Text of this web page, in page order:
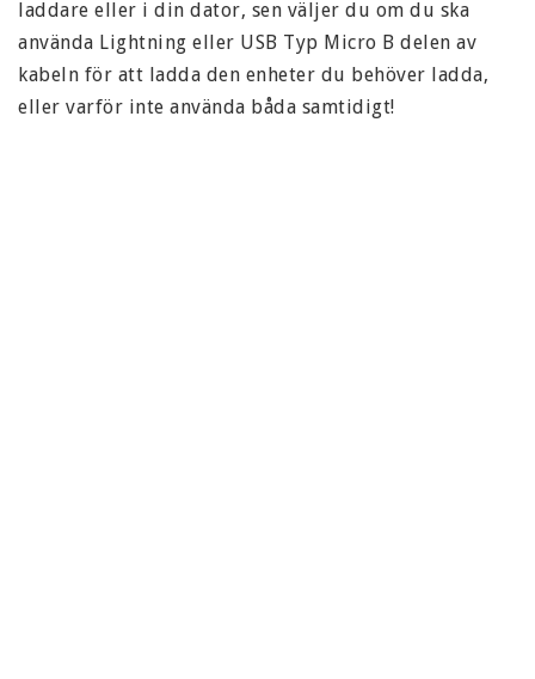
laddare eller i din dator, sen väljer du om du ska
använda Lightning eller USB Typ Micro B delen av
kabeln för att ladda den enheter du behöver ladda,
eller varför inte använda båda samtidigt!